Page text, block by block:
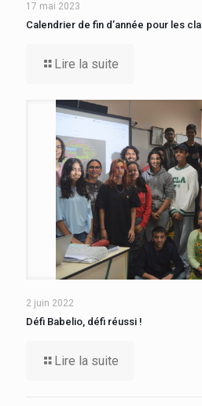
17 mai 2023
Calendrier de fin d’année pour les
Lire la suite
2 juin 2022
Défi Babelio, défi réussi !
Lire la suite